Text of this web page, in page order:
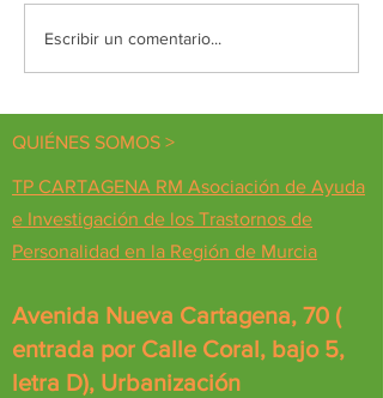
Escribir un comentario...
QUIÉNES SOMOS >
TP CARTAGENA RM Asociación de Ayuda
e Investigación de los Trastornos de
Personalidad en la Región de Murcia
Avenida Nueva Cartagena, 70 (
entrada por Calle Coral, bajo 5,
letra D), Urbanización